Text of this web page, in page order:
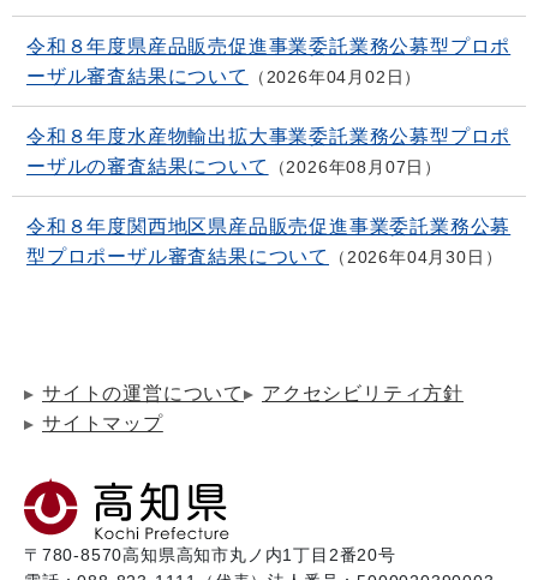
令和８年度県産品販売促進事業委託業務公募型プロポ
ーザル審査結果について
2026年04月02日
令和８年度水産物輸出拡大事業委託業務公募型プロポ
ーザルの審査結果について
2026年08月07日
令和８年度関西地区県産品販売促進事業委託業務公募
型プロポーザル審査結果について
2026年04月30日
サイトの運営について
アクセシビリティ方針
サイトマップ
〒780-8570高知県高知市丸ノ内1丁目2番20号